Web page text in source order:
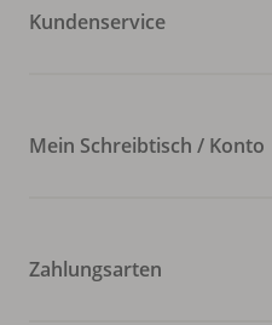
Kundenservice
Mein Schreibtisch / Konto
Zahlungsarten